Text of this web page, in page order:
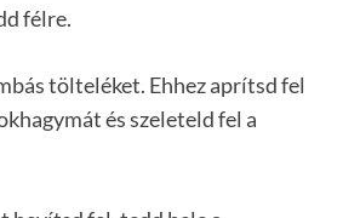
félre.
tölteléket. Ehhez aprítsd fel
és szeleteld fel a